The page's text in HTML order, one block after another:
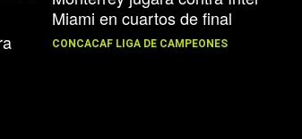
Miami en cuartos de final
CONCACAF LIGA DE CAMPEONES